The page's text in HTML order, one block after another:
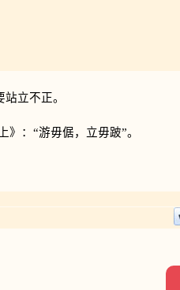
立不正。
》：“游毋倨，立毋跛”。